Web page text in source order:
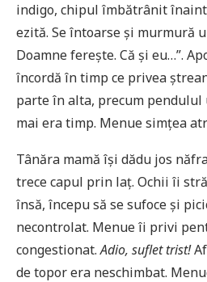
indigo, chipul îmbătrânit
ezită. Se întoarse și murmură
Doamne ferește. Că și eu…”.
încordă în timp ce privea
parte în alta, precum pendulul
mai era timp. Menue simțea
Tânăra mamă își dădu jos
trece capul prin laț. Ochii îi
însă, începu să se sufoce și
necontrolat. Menue îi privi
congestionat.Adio, suflet trist!
de topor era neschimbat.